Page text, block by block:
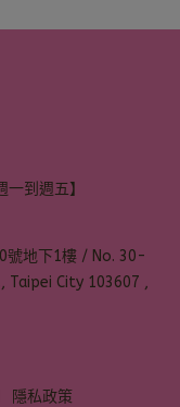
到週五】
號地下1樓 / No. 30-
Taipei City 103607 ,
隱私政策